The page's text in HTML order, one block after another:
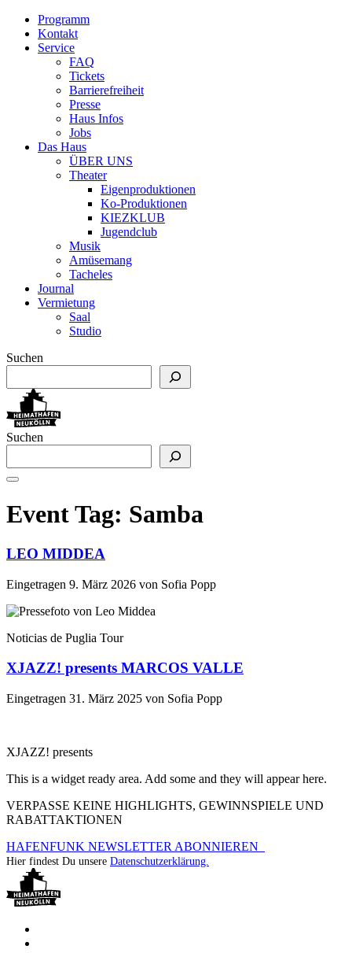
Programm
Kontakt
Service
FAQ
Tickets
Barrierefreiheit
Presse
Haus Infos
Jobs
Das Haus
ÜBER UNS
Theater
Eigenproduktionen
Ko-Produktionen
KIEZKLUB
Jugendclub
Musik
Amüsemang
Tacheles
Journal
Vermietung
Saal
Studio
Suchen
Suchen
Event Tag: Samba
LEO MIDDEA
Eingetragen 9. März 2026 von Sofia Popp
Noticias de Puglia Tour
XJAZZ! presents MARCOS VALLE
Eingetragen 31. März 2025 von Sofia Popp
XJAZZ! presents
This is a widget ready area. Add some and they will appear here.
VERPASSE KEINE HIGHLIGHTS, GEWINNSPIELE UND
RABATTAKTIONEN
HAFENFUNK NEWSLETTER ABONNIEREN
Hier findest Du unsere Datenschutzerklärung.